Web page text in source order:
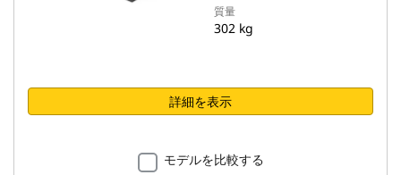
質量
302 kg
詳細を表示
モデルを比較する